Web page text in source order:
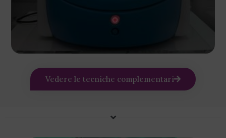
Vedere le tecniche complementari